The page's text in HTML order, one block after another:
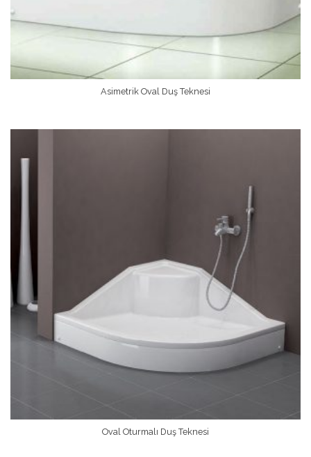
Asimetrik Oval Duş Teknesi
Devamını Oku
Oval Oturmalı Duş Teknesi
Devamını Oku